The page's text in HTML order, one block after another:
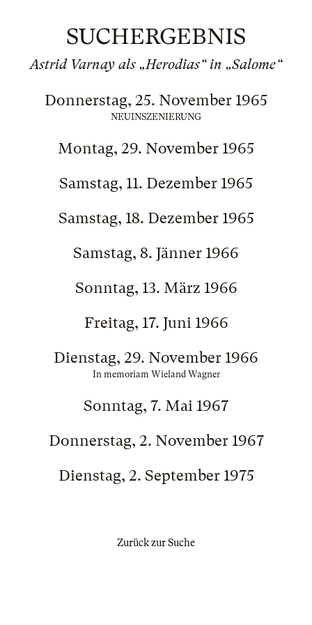
SUCHERGEBNIS
Astrid Varnay als „Herodias“ in „Salome“
Donnerstag, 25. November 1965
NEUINSZENIERUNG
Montag, 29. November 1965
Samstag, 11. Dezember 1965
Samstag, 18. Dezember 1965
Samstag, 8. Jänner 1966
Sonntag, 13. März 1966
Freitag, 17. Juni 1966
Dienstag, 29. November 1966
In memoriam Wieland Wagner
Sonntag, 7. Mai 1967
Donnerstag, 2. November 1967
Dienstag, 2. September 1975
Zurück zur Suche